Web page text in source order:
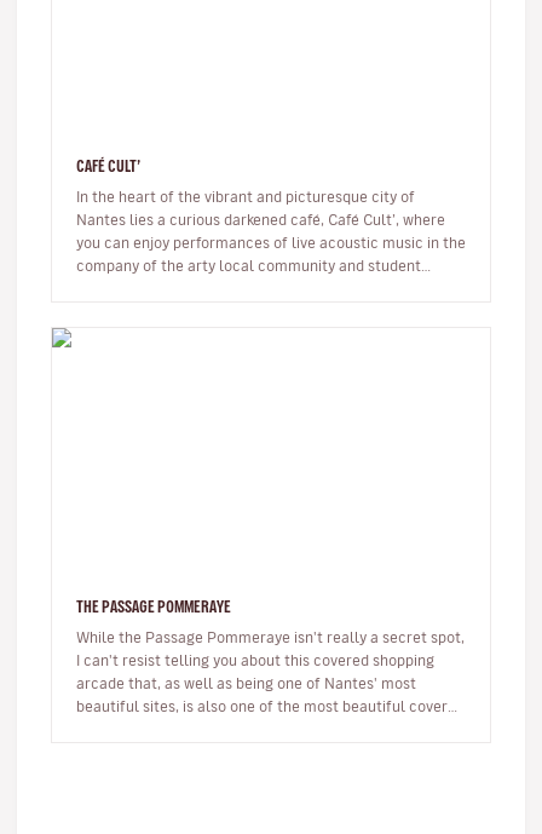
CAFÉ CULT’
In the heart of the vibrant and picturesque city of
Nantes lies a curious darkened café, Café Cult’, where
you can enjoy performances of live acoustic music in the
company of the arty local community and student
THE PASSAGE POMMERAYE
While the Passage Pommeraye isn't really a secret spot,
I can't resist telling you about this covered shopping
arcade that, as well as being one of Nantes' most
beautiful sites, is also one of the most beautiful covered